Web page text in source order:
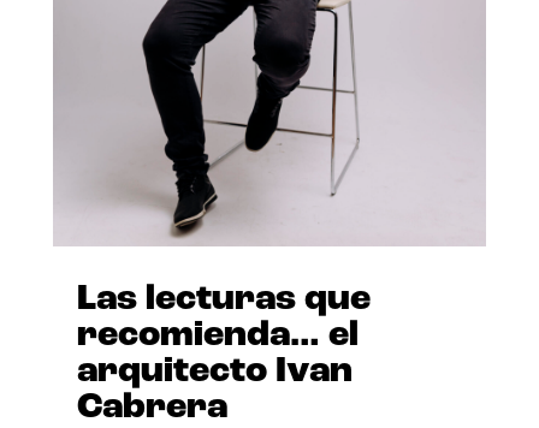
Las lecturas que
recomienda… el
arquitecto Ivan
Cabrera